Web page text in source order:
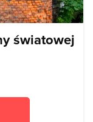
światowej